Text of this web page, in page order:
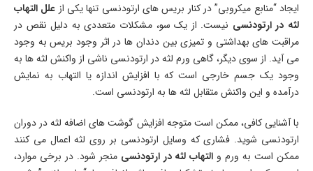
ایجاد “منابع میکروبی” در کنار بریس ‌های ارتودنسی تنها یکی از علل التهاب
لثه در ارتودنسی نیست. از یک سو، مشکلات متعددی به دلیل نقص در
مراقبت ‌های بهداشتی و تمیزی بین دندان‌ ها در اثر وجود بریس به وجود
می ‌آید. از سوی دیگر، گاهی ورم لثه در ارتودنسی ناشی از واکنش لثه ‌ها به
وجود یک جسم خارجی است که با افزایش اندازه یا التهاب به نمایش
درآمده و این واکنش متقابل لثه ‌ها به ارتودنسی است.
با آشنایی کافی، ممکن است متوجه افزایش گوشت های اضافه لثه در دوران
ارتودنسی شوید. فشاری که وسایل ارتودنسی بر روی لثه اعمال می ‌کنند
ممکن است به ورم و التهاب لثه در ارتودنسی منجر شود. در برخی موارد،